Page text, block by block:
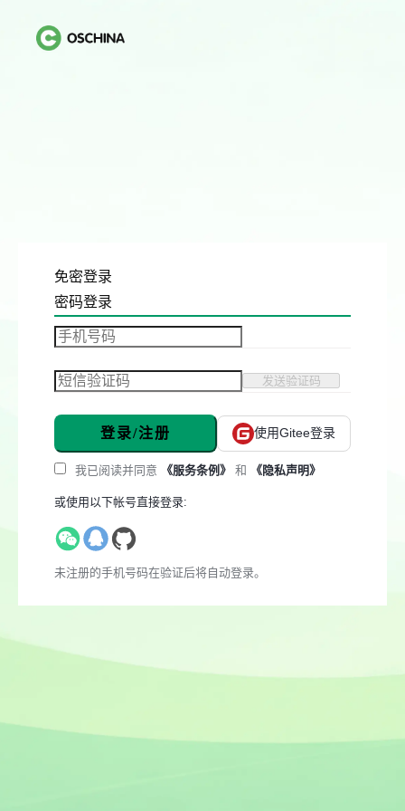
免密登录
密码登录
发送验证码
登录/注册 使用Gitee登录
我已阅读并同意 《服务条例》 和 《隐私声明》
或使用以下帐号直接登录:
未注册的手机号码在验证后将自动登录。